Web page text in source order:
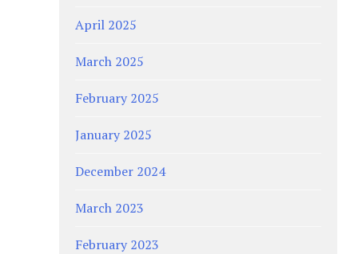
April 2025
March 2025
February 2025
January 2025
December 2024
March 2023
February 2023